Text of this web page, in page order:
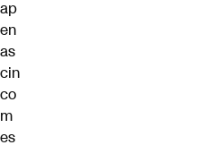
ap
en
as
cin
co
m
es